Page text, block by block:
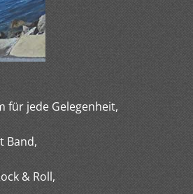
für jede Gelegenheit,
Band,
& Roll,